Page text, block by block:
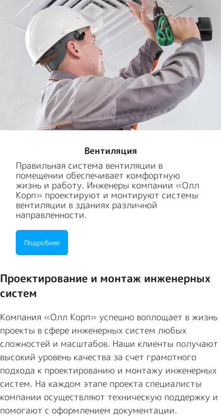
Вентиляция
Правильная система вентиляции в
помещении обеспечивает комфортную
жизнь и работу. Инженеры компании «Олл
Корп» проектируют и монтируют системы
вентиляции в зданиях различной
направленности.
Подробнее
Проектирование и монтаж инженерных
систем
Компания «Олл Корп» успешно воплощает в жизнь
проекты в сфере инженерных систем любых
сложностей и масштабов. Наши клиенты получают
высокий уровень качества за счет грамотного
подхода к проектированию и монтажу инженерных
систем. На каждом этапе проекта специалисты
компании осуществляют техническую поддержку и
помогают с оформлением документации.